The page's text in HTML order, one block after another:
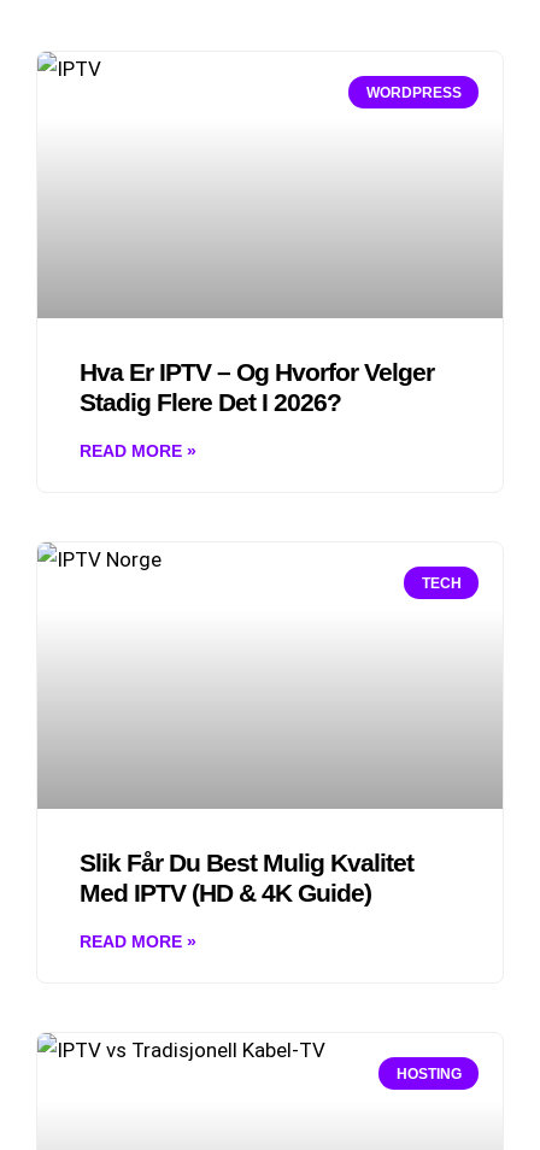
WORDPRESS
Hva Er IPTV – Og Hvorfor Velger
Stadig Flere Det I 2026?
READ MORE »
TECH
Slik Får Du Best Mulig Kvalitet
Med IPTV (HD & 4K Guide)
READ MORE »
HOSTING